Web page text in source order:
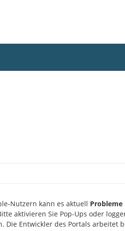
Nutzern kann es aktuell
aktivieren Sie Pop-Ups oder
Die Entwickler des Portals arbeitet